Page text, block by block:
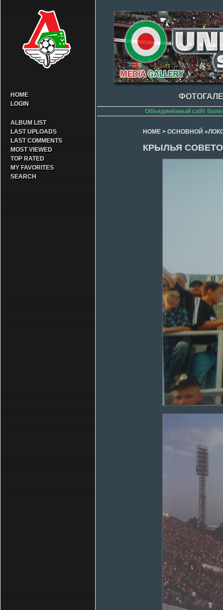
HOME
LOGIN
ALBUM LIST
LAST UPLOADS
LAST COMMENTS
MOST VIEWED
TOP RATED
MY FAVORITES
SEARCH
Объединённый сайт
HOME> ОСНОВНОЙ
КРЫЛЬЯ